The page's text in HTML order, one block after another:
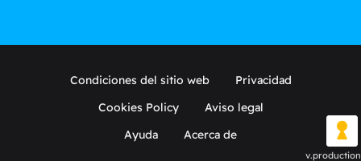
Condiciones del sitio web
Privacidad
Cookies Policy
Aviso legal
Ayuda
Acerca de
v.production